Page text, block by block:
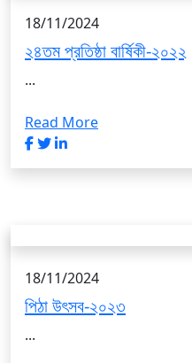
18/11/2024
২৪তম প্রতিষ্ঠা বার্ষিকী-২০২২
...
Read More
18/11/2024
পিঠা উৎসব-২০২৩
...